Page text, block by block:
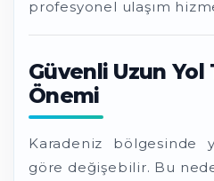
profesyonel ulaşım
Güvenli Uzun
Önemi
Karadeniz bölgesinde
göre değişebilir. Bu